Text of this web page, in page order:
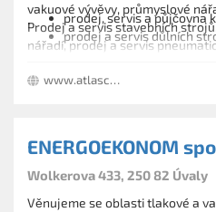
vakuové vývěvy, průmyslové
Prodej a servis stavebních
nářadí, prodej a servis
prodej, servis a půjčovna
prodej a servis důlních
www.atlascopco.cz
ENERGOEKONOM
Wolkerova 433, 250 82 Úvaly
Věnujeme se oblasti tlakové a